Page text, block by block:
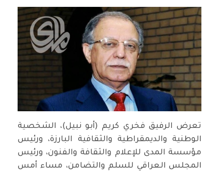
تعرض الرفيق فخري كريم (أبو نبيل)، الشخصية
الوطنية والديمقراطية والثقافية البارزة، ورئيس
مؤسسة المدى للإعلام والثقافة والفنون، ورئيس
المجلس العراقي للسلم والتضامن، مساء أمس